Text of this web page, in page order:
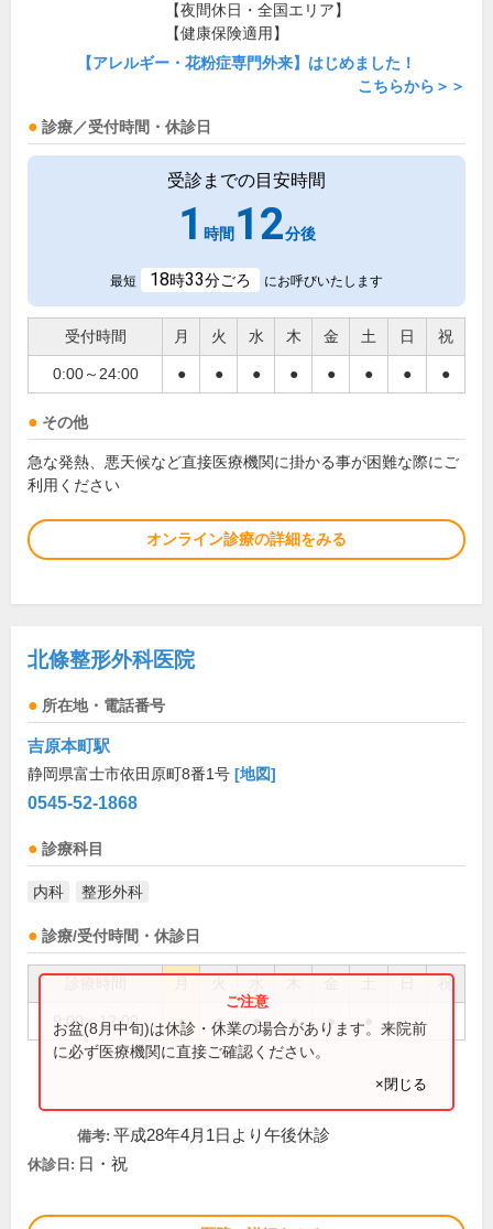
【夜間休日・全国エリア】
【健康保険適用】
【アレルギー・花粉症専門外来】はじめました！
こちらから＞＞
診療／受付時間・休診日
受診までの目安時間
1 時間12分後
最短 18時33分ごろ にお呼びいたします
受付時間 月 火 水 木 金 土 日 祝
0:00～24:00 ● ● ● ● ● ● ● ●
その他
急な発熱、悪天候など直接医療機関に掛かる事が困難な際にご
利用ください
オンライン診療の詳細をみる
北條整形外科医院
所在地・電話番号
吉原本町駅
静岡県富士市依田原町8番1号 [地図]
0545-52-1868
診療科目
内科 整形外科
診療/受付時間・休診日
祝
9:00～12:00 ● ● ● ● ●
お盆(8月中旬)は休診・休業の場合があります。来院前
に必ず医療機関に直接ご確認ください。
×閉じる
備考: 平成28年4月1日より午後休診
休診日: 日・祝